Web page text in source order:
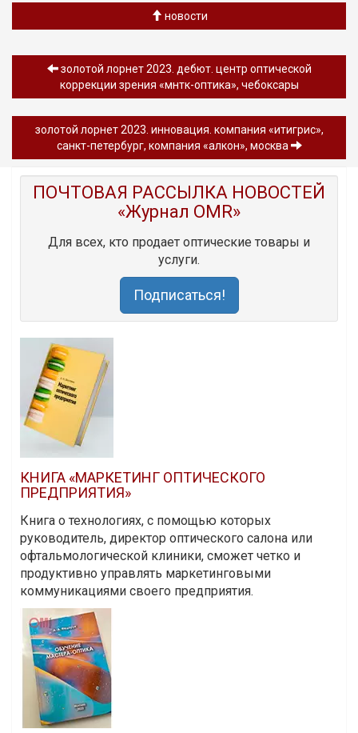
новости
золотой лорнет 2023. дебют. центр оптической
коррекции зрения «мнтк-оптика», чебоксары
золотой лорнет 2023. инновация. компания «итигрис»,
санкт-петербург, компания «алкон», москва
ПОЧТОВАЯ РАССЫЛКА НОВОСТЕЙ
«Журнал OMR»
Для всех, кто продает оптические товары и
услуги.
Подписаться!
КНИГА «МАРКЕТИНГ ОПТИЧЕСКОГО
ПРЕДПРИЯТИЯ»
Книга о технологиях, с помощью которых
руководитель, директор оптического салона или
офтальмологической клиники, сможет четко и
продуктивно управлять маркетинговыми
коммуникациями своего предприятия.